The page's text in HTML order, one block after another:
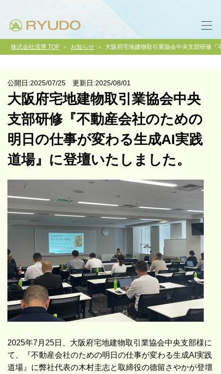
株式会社流導 TOP お知らせ 大阪府宅地建物取引業協会中央支部研修
公開日:2025/07/25 更新日:2025/08/01
大阪府宅地建物取引業協会中央
支部研修『不動産会社のための
明日の仕事が変わる生成AI実践
道場』に登壇いたしました。
2025年7月25日、大阪府宅地建物取引業協会中央支部様に
て、『不動産会社のための明日の仕事が変わる生成AI実践
道場』に弊社代表の木村圭志と取締役の德留さやかが登壇